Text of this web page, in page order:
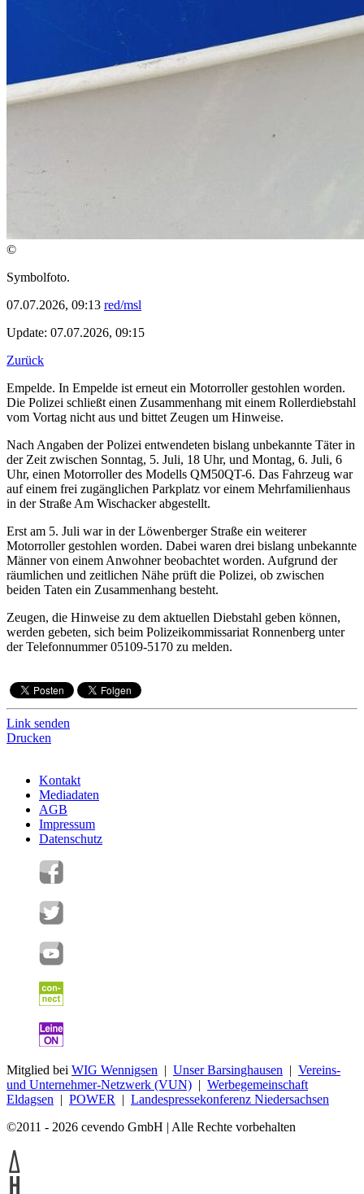
©
Symbolfoto.
07.07.2026, 09:13 red/msl
Update: 07.07.2026, 09:15
Zurück
Empelde. In Empelde ist erneut ein Motorroller gestohlen worden.
Die Polizei schließt einen Zusammenhang mit einem Rollerdiebstahl
vom Vortag nicht aus und bittet Zeugen um Hinweise.
Nach Angaben der Polizei entwendeten bislang unbekannte Täter in
der Zeit zwischen Sonntag, 5. Juli, 18 Uhr, und Montag, 6. Juli, 6
Uhr, einen Motorroller des Modells QM50QT-6. Das Fahrzeug war
auf einem frei zugänglichen Parkplatz vor einem Mehrfamilienhaus
in der Straße Am Wischacker abgestellt.
Erst am 5. Juli war in der Löwenberger Straße ein weiterer
Motorroller gestohlen worden. Dabei waren drei bislang unbekannte
Männer von einem Anwohner beobachtet worden. Aufgrund der
räumlichen und zeitlichen Nähe prüft die Polizei, ob zwischen
beiden Taten ein Zusammenhang besteht.
Zeugen, die Hinweise zu dem aktuellen Diebstahl geben können,
werden gebeten, sich beim Polizeikommissariat Ronnenberg unter
der Telefonnummer 05109-5170 zu melden.
Link senden
Drucken
Kontakt
Mediadaten
AGB
Impressum
Datenschutz
Mitglied bei WIG Wennigsen | Unser Barsinghausen | Vereins-
und Unternehmer-Netzwerk (VUN) | Werbegemeinschaft
Eldagsen | POWER | Landespressekonferenz Niedersachsen
©2011 - 2026 cevendo GmbH | Alle Rechte vorbehalten